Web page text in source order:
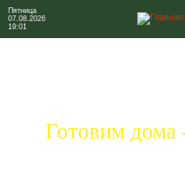
Пятница
07.08.2026
19:01
Готовим дома